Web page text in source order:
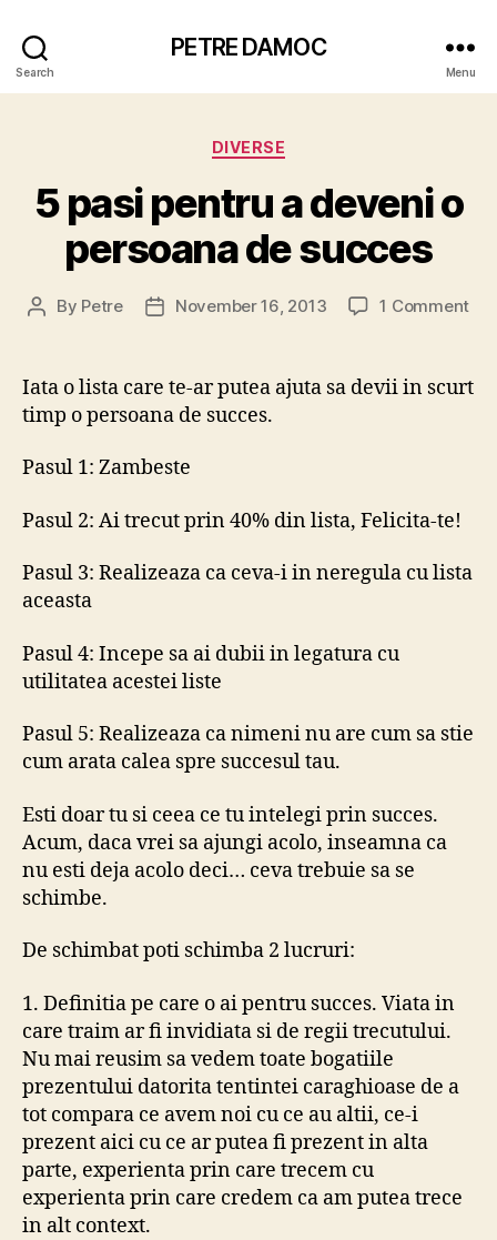
Search
PETRE DAMOC
Menu
Categories
DIVERSE
5 pasi pentru a deveni o
persoana de succes
Post
By Petre
PostNovember 16, 2013 1 Commenton
Iata o lista care te-ar putea ajuta sa devii in scurt
timp o persoana de succes.
Pasul 1: Zambeste
Pasul 2: Ai trecut prin 40% din lista, Felicita-te!
Pasul 3: Realizeaza ca ceva-i in neregula cu lista
aceasta
Pasul 4: Incepe sa ai dubii in legatura cu
utilitatea acestei liste
Pasul 5: Realizeaza ca nimeni nu are cum sa stie
cum arata calea spre succesul tau.
Esti doar tu si ceea ce tu intelegi prin succes.
Acum, daca vrei sa ajungi acolo, inseamna ca
nu esti deja acolo deci… ceva trebuie sa se
schimbe.
De schimbat poti schimba 2 lucruri:
1. Definitia pe care o ai pentru succes. Viata in
care traim ar fi invidiata si de regii trecutului.
Nu mai reusim sa vedem toate bogatiile
prezentului datorita tentintei caraghioase de a
tot compara ce avem noi cu ce au altii, ce-i
prezent aici cu ce ar putea fi prezent in alta
parte, experienta prin care trecem cu
experienta prin care credem ca am putea trece
in alt context.